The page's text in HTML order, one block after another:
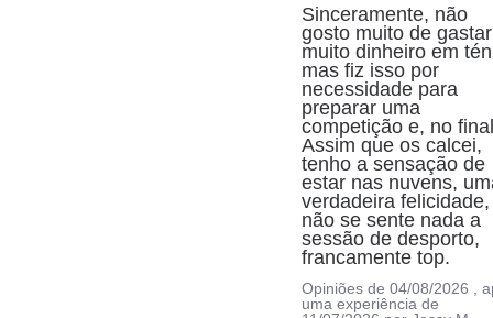
Sinceramente, não
gosto muito de gastar
muito dinheiro em
mas fiz isso por
necessidade para
preparar uma
competição e, no
Assim que os calcei,
tenho a sensação de
estar nas nuvens,
verdadeira felicidade,
não se sente nada a
sessão de desporto,
francamente top.
Opiniões de04/08/2026
,
uma experiência de